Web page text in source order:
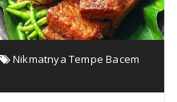
Nikmatnya Tempe Bacem